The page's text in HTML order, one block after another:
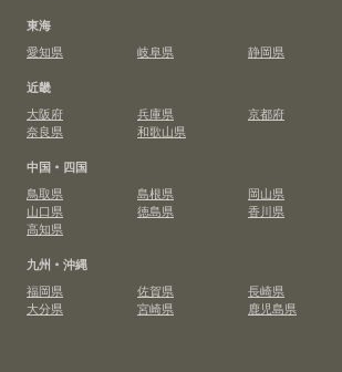
東海
愛知県
岐阜県 静岡県
近畿
大阪府
兵庫県 京都府
奈良県
和歌山県
中国・四国
鳥取県
島根県 岡山県
山口県
徳島県 香川県
高知県
九州・沖縄
福岡県
佐賀県 長崎県
大分県
宮崎県 鹿児島県